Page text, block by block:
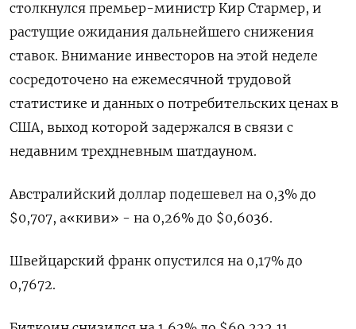
столкнулся премьер-министр Кир Стармер, и
растущие ожидания дальнейшего снижения
ставок. Внимание инвесторов ‍на этой неделе
сосредоточено на ‍ежемесячной трудовой
статистике и данных о потребительских ценах в
США, выход которой задержался в связи с
недавним трехдневным шатдауном.
Австралийский доллар подешевел ‍на 0,3% до
$0,707, а«киви» - на 0,26% до $0,6036​.
Швейцарский франк опустился на 0,17% до
0,7672​.